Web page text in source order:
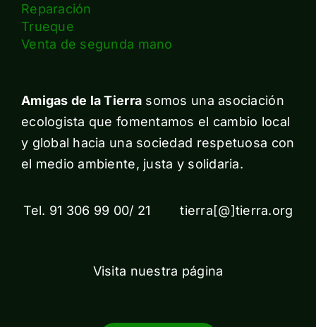
Reparación
Trueque
Venta de segunda mano
Amigas de la Tierra somos una asociación
ecologista que fomentamos el cambio local
y global hacia una sociedad respetuosa con
el medio ambiente, justa y solidaria.
Tel. 91 306 99 00/ 21 tierra[@]tierra.org
Visita nuestra página